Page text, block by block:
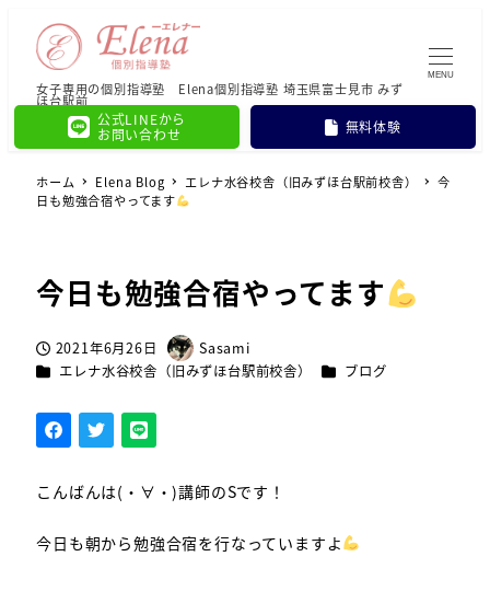
女子専用の個別指導塾 Elena個別指導塾 埼玉県富士見市 みず
ほ台駅前
公式LINEから
お問い合わせ
無料体験
MENU
ホーム Elena Blog エレナ水谷校舎（旧みずほ台駅前校舎）
今
日も勉強合宿やってます
今日も勉強合宿やってます
投稿日2021年6月26日
著
者
Sasami
カテゴリー
エレナ水谷校舎（旧みずほ台駅前校舎） カテゴリー
ブログ
こんばんは(・∀・)講師のSです！
今日も朝から勉強合宿を行なっていますよ